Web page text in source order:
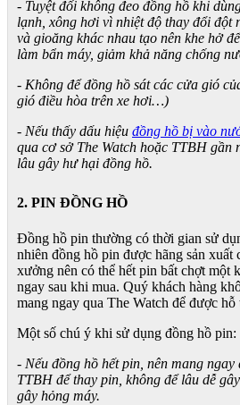
- Tuyệt đối không đeo đồng hồ khi
lạnh, xông hơi vì nhiệt độ thay đổi đột
và gioăng khác nhau tạo nên khe hở
làm bẩn máy, giảm khả năng chống
- Không để đồng hồ sát các cửa gió
gió điều hòa trên xe hơi…)
- Nếu thấy dấu hiệu đồng hồ bị vào
qua cơ sở The Watch hoặc TTBH gần
lâu gây hư hại đồng hồ.
2. PIN ĐỒNG HỒ
Đồng hồ pin thường có thời gian sử
nhiên đồng hồ pin được hãng sản
xưởng nên có thể hết pin bất chợt một
ngay sau khi mua. Quý khách hàng
mang ngay qua The Watch để được
Một số chú ý khi sử dụng đồng hồ pin:
- Nếu đồng hồ hết pin, nên mang ngay
TTBH để thay pin, không để lâu dễ
gây hỏng máy.